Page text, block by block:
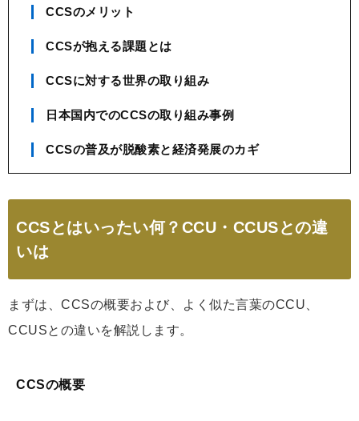
CCSのメリット
CCSが抱える課題とは
CCSに対する世界の取り組み
日本国内でのCCSの取り組み事例
CCSの普及が脱酸素と経済発展のカギ
CCSとはいったい何？CCU・CCUSとの違
いは
まずは、CCSの概要および、よく似た言葉のCCU、
CCUSとの違いを解説します。
CCSの概要